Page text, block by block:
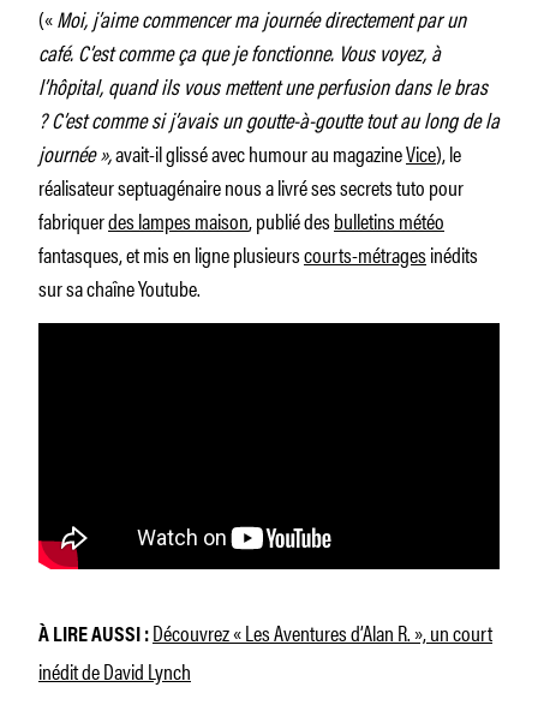
(«Moi, j’aime commencer ma journée directement par un
café. C’est comme ça que je fonctionne. Vous voyez, à
l’hôpital, quand ils vous mettent une perfusion dans le bras
? C’est comme si j’avais un goutte-à-goutte tout au long de la
journée »,avait-il glissé avec humour au magazineVice), le
réalisateur septuagénaire nous a livré ses secrets tuto pour
fabriquerdes lampes maison, publié desbulletins météo
fantasques, et mis en ligne plusieurscourts-métragesinédits
sur sa chaîne Youtube.
À LIRE AUSSI : Découvrez « Les Aventures d’Alan R. », un court
inédit de David Lynch